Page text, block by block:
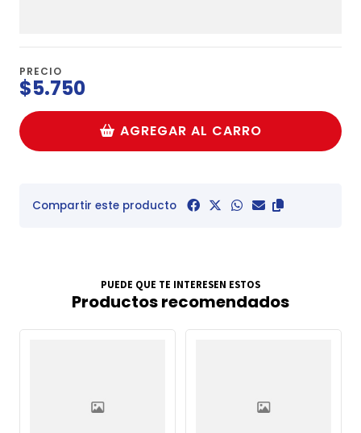
PRECIO
$5.750
AGREGAR AL CARRO
Compartir este producto
PUEDE QUE TE INTERESEN ESTOS
Productos recomendados